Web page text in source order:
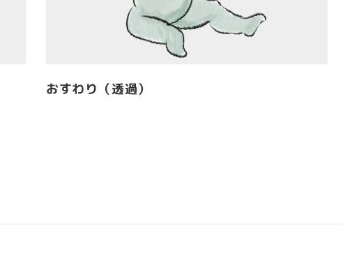
おすわり（透過）